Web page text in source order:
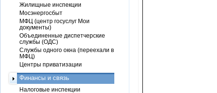
Жилищные инспекции
Мосэнергосбыт
МФЦ (центр госуслуг Мои
документы)
Объединенные диспетчерские
службы (ОДС)
Службы одного окна (переехали в
МФЦ)
Центры приватизации
Финансы и связь
Налоговые инспекции